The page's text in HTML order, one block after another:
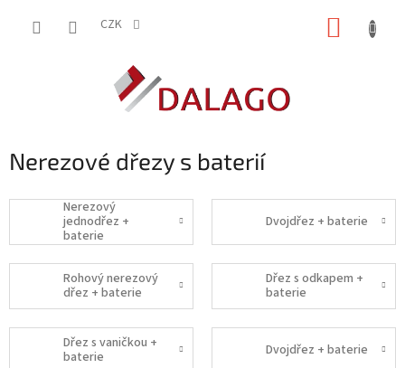
CZK
Nerezové dřezy s baterií
Nerezový
jednodřez +
baterie
Dvojdřez + baterie
Rohový nerezový
dřez + baterie
Dřez s odkapem +
baterie
Dřez s vaničkou +
baterie
Dvojdřez + baterie